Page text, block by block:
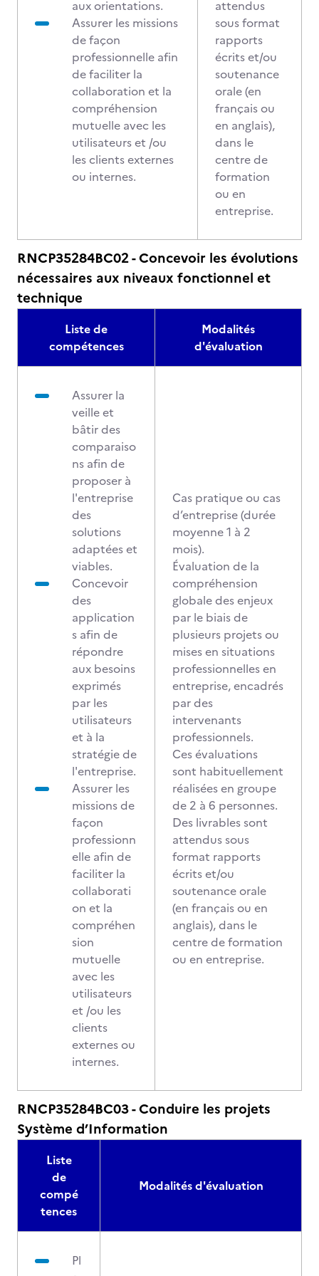
aux orientations.
Assurer les missions
de façon
professionnelle afin
de faciliter la
collaboration et la
compréhension
mutuelle avec les
utilisateurs et /ou
les clients externes
ou internes.
attendus
sous format
rapports
écrits et/ou
soutenance
orale (en
français ou
en anglais),
dans le
centre de
formation
ou en
entreprise.
RNCP35284BC02 - Concevoir les évolutions
nécessaires aux niveaux fonctionnel et
technique
Liste de
compétences
Modalités
d'évaluation
Assurer la
veille et
bâtir des
comparaiso
ns afin de
proposer à
l'entreprise
des
solutions
adaptées et
viables.
Concevoir
des
application
s afin de
répondre
aux besoins
exprimés
par les
utilisateurs
et à la
stratégie de
l'entreprise.
Assurer les
missions de
façon
professionn
elle afin de
faciliter la
collaborati
on et la
compréhen
sion
mutuelle
avec les
utilisateurs
et /ou les
clients
externes ou
internes.
Cas pratique ou cas
d’entreprise (durée
moyenne 1 à 2
mois).
Évaluation de la
compréhension
globale des enjeux
par le biais de
plusieurs projets ou
mises en situations
professionnelles en
entreprise, encadrés
par des
intervenants
professionnels.
Ces évaluations
sont habituellement
réalisées en groupe
de 2 à 6 personnes.
Des livrables sont
attendus sous
format rapports
écrits et/ou
soutenance orale
(en français ou en
anglais), dans le
centre de formation
ou en entreprise.
RNCP35284BC03 - Conduire les projets
Système d’Information
Liste
de
compé
tences
Modalités d'évaluation
Pl